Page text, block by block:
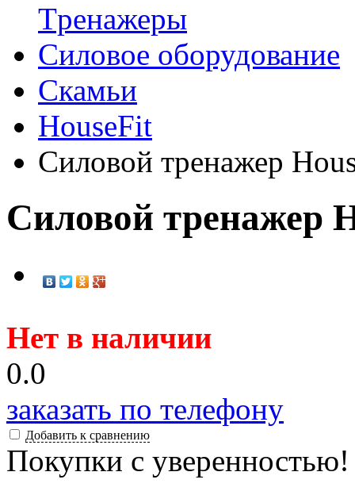
Tренажеры
Силовое оборудование
Скамьи
HouseFit
Силовой тренажер
Силовой тренажер
Нет в наличии
0.0
заказать по телефону
Добавить к сравнению
Покупки с уверенностью!